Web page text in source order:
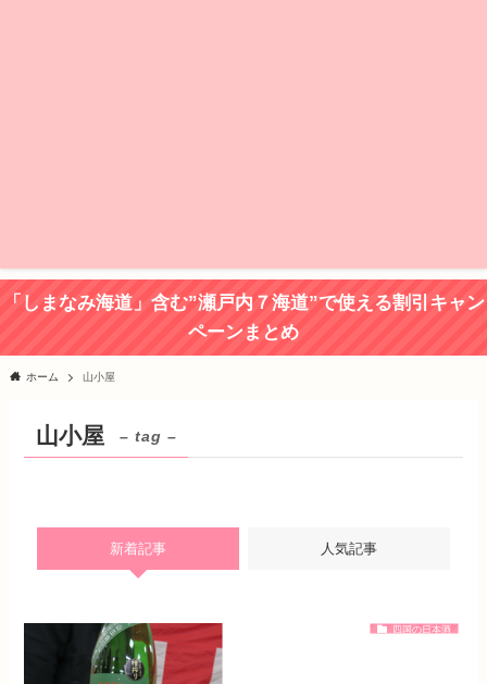
「しまなみ海道」含む”瀬戸内７海道”で使える割引キャン
ペーンまとめ
ホーム 山小屋
山小屋 – tag –
新着記事 人気記事
四国の日本酒